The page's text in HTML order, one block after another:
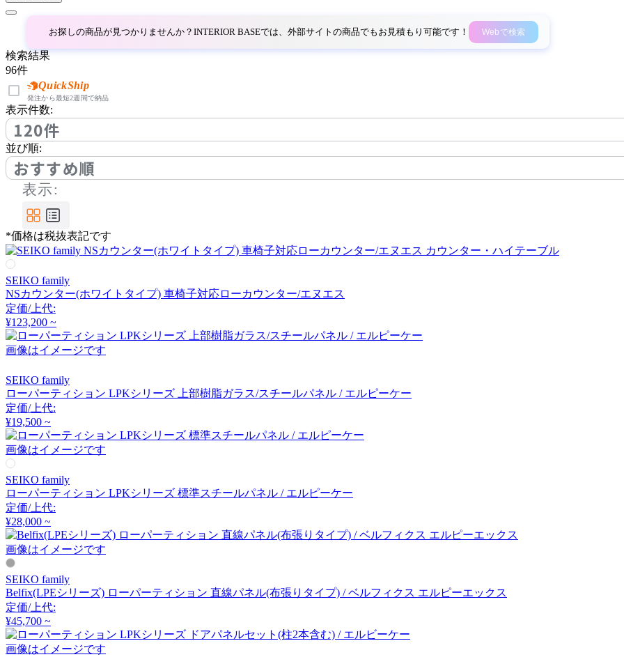
アンドリューワールド
アノニマカステッリ
Another Garden
アナザーガーデン
ARIAKE
アリアケ
arper
アルペール
arrmet
アーメット
アートワークスタジオ
artek
Artemide
アルテミデ
お探しの商品が見つかりませんか？INTERIOR BASEでは、外部サイトの商品でもお見積もり可能です！ Webで検索
検索結果
96件
QuickShip
発注から最短2週間で納品
表示件数:
120件
並び順:
おすすめ順
表示:
*価格は税抜表記です
SEIKO family
NSカウンター(ホワイトタイプ) 車椅子対応ローカウンター/エヌエス
定価/上代:
¥123,200 ~
画像はイメージです
SEIKO family
ローパーティション LPKシリーズ 上部樹脂ガラス/スチールパネル / エルピーケー
定価/上代:
¥19,500 ~
画像はイメージです
SEIKO family
ローパーティション LPKシリーズ 標準スチールパネル / エルピーケー
定価/上代:
¥28,000 ~
画像はイメージです
SEIKO family
Belfix(LPEシリーズ) ローパーティション 直線パネル(布張りタイプ) / ベルフィクス エルピーエックス
定価/上代:
¥45,700 ~
画像はイメージです